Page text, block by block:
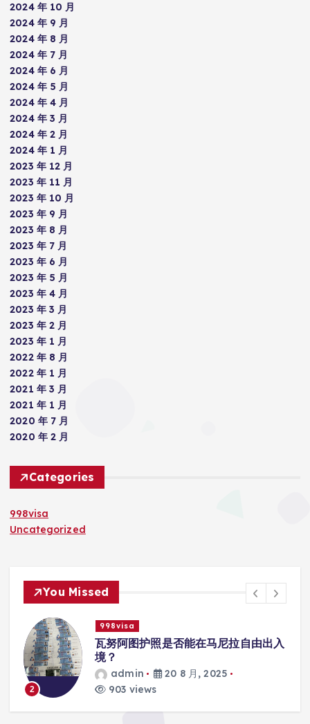
2024 年 10 月
2024 年 9 月
2024 年 8 月
2024 年 7 月
2024 年 6 月
2024 年 5 月
2024 年 4 月
2024 年 3 月
2024 年 2 月
2024 年 1 月
2023 年 12 月
2023 年 11 月
2023 年 10 月
2023 年 9 月
2023 年 8 月
2023 年 7 月
2023 年 6 月
2023 年 5 月
2023 年 4 月
2023 年 3 月
2023 年 2 月
2023 年 1 月
2022 年 8 月
2022 年 1 月
2021 年 3 月
2021 年 1 月
2020 年 7 月
2020 年 2 月
Categories
998visa
Uncategorized
You Missed
3
998visa
瓦努阿图护照是否能在马尼拉使用国际
学校的注册？
admin
20 8 月, 2025
818 views